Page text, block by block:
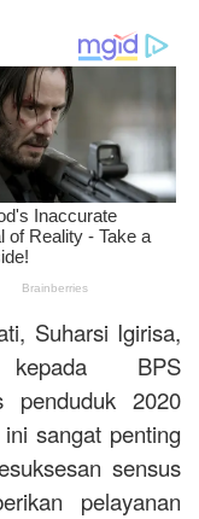
Suharsi Igirisa,
kepada BPS
penduduk 2020
sangat penting
sensus
pelayanan